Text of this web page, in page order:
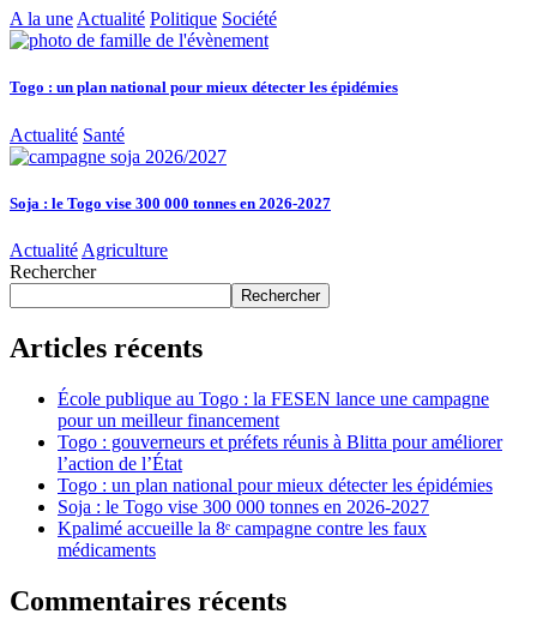
A la une Actualité Politique Société
Togo : un plan national pour mieux détecter les épidémies
Actualité Santé
Soja : le Togo vise 300 000 tonnes en 2026-2027
Actualité Agriculture
Rechercher
Rechercher
Articles récents
École publique au Togo : la FESEN lance une campagne
pour un meilleur financement
Togo : gouverneurs et préfets réunis à Blitta pour améliorer
l’action de l’État
Togo : un plan national pour mieux détecter les épidémies
Soja : le Togo vise 300 000 tonnes en 2026-2027
Kpalimé accueille la 8ᵉ campagne contre les faux
médicaments
Commentaires récents